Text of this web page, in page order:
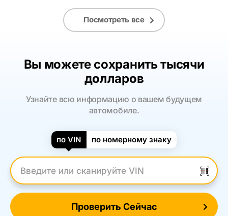
Посмотреть все
Вы можете сохранить тысячи
долларов
Узнайте всю информацию о вашем будущем
автомобиле.
по VIN по номерному знаку
Введите VIN
Проверить Сейчас